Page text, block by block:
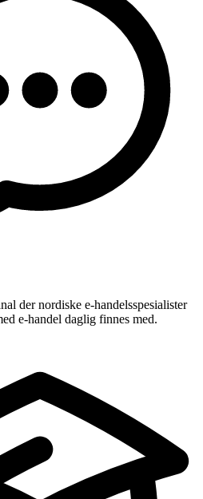
der nordiske e-handelsspesialister
e-handel daglig finnes med.